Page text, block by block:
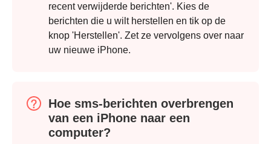
recent verwijderde berichten'. Kies de
berichten die u wilt herstellen en tik op de
knop 'Herstellen'. Zet ze vervolgens over naar
uw nieuwe iPhone.
Hoe sms-berichten overbrengen
van een iPhone naar een
computer?